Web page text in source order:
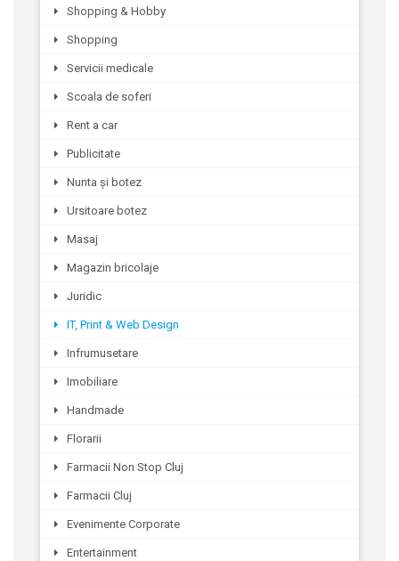
Shopping & Hobby
Shopping
Servicii medicale
Scoala de soferi
Rent a car
Publicitate
Nunta și botez
Ursitoare botez
Masaj
Magazin bricolaje
Juridic
IT, Print & Web Design
Infrumusetare
Imobiliare
Handmade
Florarii
Farmacii Non Stop Cluj
Farmacii Cluj
Evenimente Corporate
Entertainment